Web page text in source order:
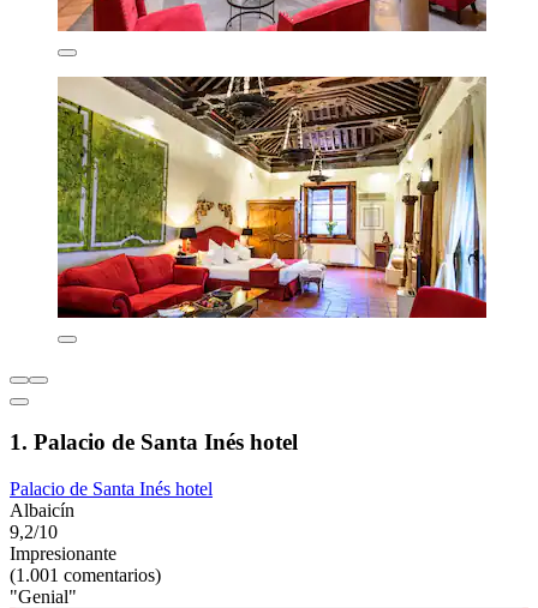
1. Palacio de Santa Inés hotel
Palacio de Santa Inés hotel
Albaicín
9,2/10
Impresionante
(1.001 comentarios)
"Genial"